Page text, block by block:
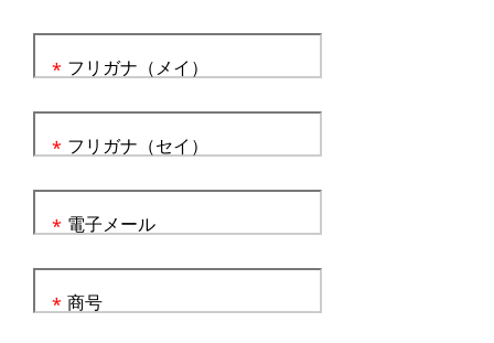
フリガナ（メイ）
*
フリガナ（セイ）
*
電子メール
*
商号
*